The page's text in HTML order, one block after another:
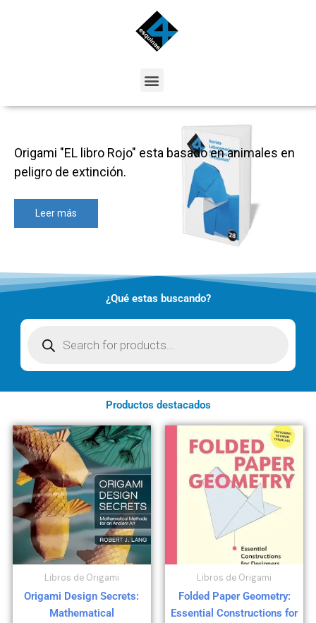
Menu
Origami "EL libro Rojo" esta basado en animales en
peligro de extinción.
Leer más
¿Qué estas buscando?
Búsqueda
productos
Productos destacados
Libros de Origami
Origami Design Secrets:
Mathematical
Libros de Origami
Folded Paper Geometry:
Essential Constructions for